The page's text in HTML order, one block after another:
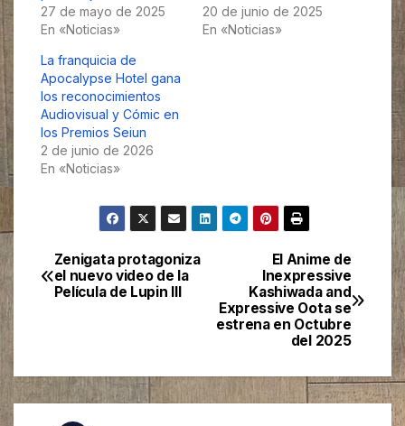
27 de mayo de 2025
En «Noticias»
20 de junio de 2025
En «Noticias»
La franquicia de
Apocalypse Hotel gana
los reconocimientos
Audiovisual y Cómic en
los Premios Seiun
2 de junio de 2026
En «Noticias»
Navegación
de
El Anime de
Inexpressive
Kashiwada and
Expressive Oota se
estrena en Octubre
del 2025
Zenigata protagoniza
el nuevo video de la
Película de Lupin III